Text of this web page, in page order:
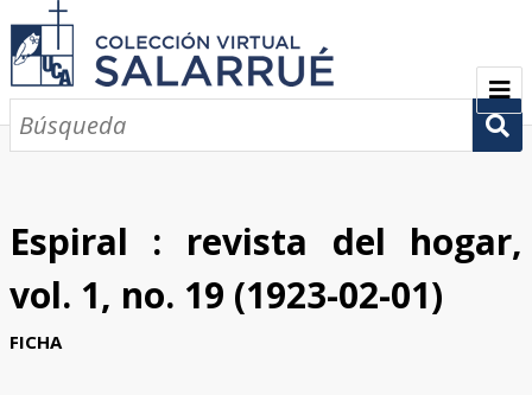
PRESENTACIÓN
CRONOLOGÍA
Espiral : revista del hogar,
vol. 1, no. 19 (1923-02-01)
FICHA